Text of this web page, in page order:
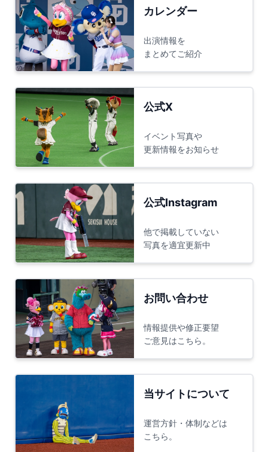
カレンダー
出演情報を
まとめてご紹介
公式X
イベント写真や
更新情報をお知らせ
公式Instagram
他で掲載していない
写真を適宜更新中
お問い合わせ
情報提供や修正要望
ご意見はこちら。
当サイトについて
運営方針・体制などは
こちら。